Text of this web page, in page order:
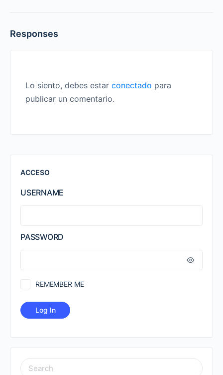
Responses
Lo siento, debes estar conectado para
publicar un comentario.
ACCESO
USERNAME
PASSWORD
REMEMBER ME
SEARCH